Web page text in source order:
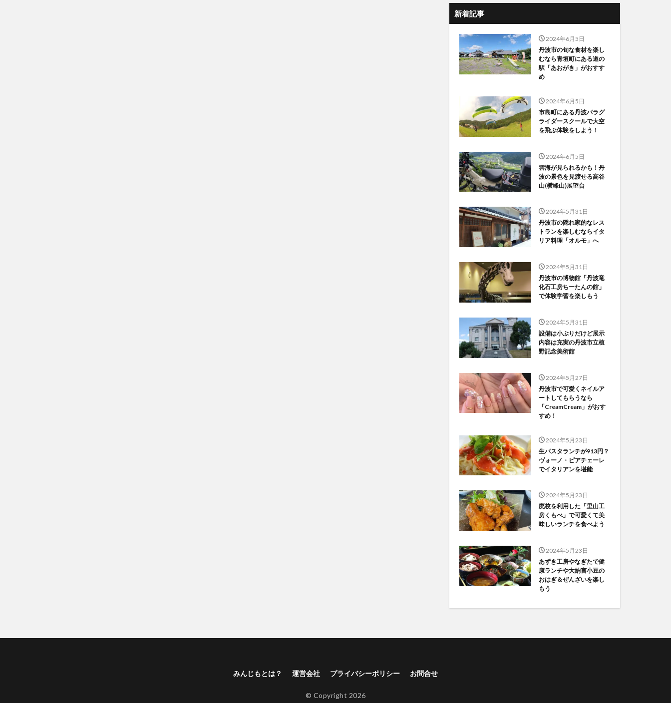
新着記事
2024年6月5日
丹波市の旬な食材を楽し
むなら青垣町にある道の
駅「あおがき」がおすす
め
2024年6月5日
市島町にある丹波パラグ
ライダースクールで大空
を飛ぶ体験をしよう！
2024年6月5日
雲海が見られるかも！丹
波の景色を見渡せる高谷
山(横峰山)展望台
2024年5月31日
丹波市の隠れ家的なレス
トランを楽しむならイタ
リア料理「オルモ」へ
2024年5月31日
丹波市の博物館「丹波竜
化石工房ちーたんの館」
で体験学習を楽しもう
2024年5月31日
設備は小ぶりだけど展示
内容は充実の丹波市立植
野記念美術館
2024年5月27日
丹波市で可愛くネイルア
ートしてもらうなら
「CreamCream」がおす
すめ！
2024年5月23日
生パスタランチが913円？
ヴォーノ・ピアチェーレ
でイタリアンを堪能
2024年5月23日
廃校を利用した「里山工
房くもべ」で可愛くて美
味しいランチを食べよう
2024年5月23日
あずき工房やなぎたで健
康ランチや大納言小豆の
おはぎ＆ぜんざいを楽し
もう
みんじもとは？ 運営会社 プライバシーポリシー お問合せ
© Copyright 2026